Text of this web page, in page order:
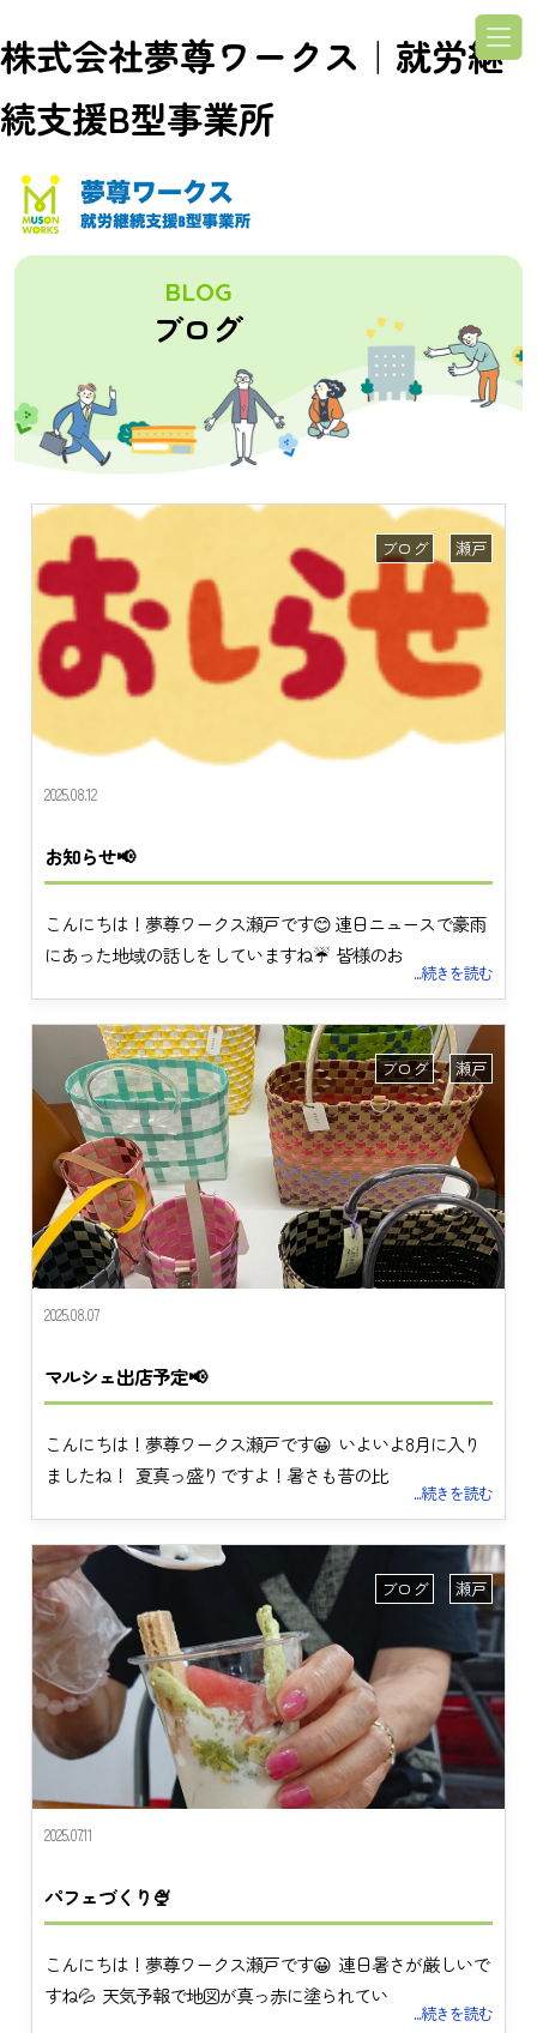
株式会社夢尊ワークス｜就労継
続支援B型事業所
BLOG
ブログ
2025.08.12
お知らせ📢
ブログ 瀬戸
こんにちは！夢尊ワークス瀬戸です😊 連日ニュースで豪雨
にあった地域の話しをしていますね☔ 皆様のお
...続きを読む
2025.08.07
マルシェ出店予定📢
ブログ 瀬戸
こんにちは！夢尊ワークス瀬戸です😀 いよいよ8月に入り
ましたね！ 夏真っ盛りですよ！暑さも昔の比
...続きを読む
2025.07.11
パフェづくり🍨
ブログ 瀬戸
こんにちは！夢尊ワークス瀬戸です😀 連日暑さが厳しいで
すね💦 天気予報で地図が真っ赤に塗られてい
...続きを読む